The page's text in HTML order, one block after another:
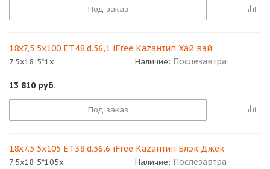
Под заказ
18x7,5 5x100 ET48 d.56,1 iFree Кazaнтип Хай вэй
7,5x18 5*1x Наличие: Послезавтра
13 810 руб.
Под заказ
18x7,5 5x105 ET38 d.56,6 iFree Кazaнтип Блэк Джек
7,5x18 5*105x Наличие: Послезавтра